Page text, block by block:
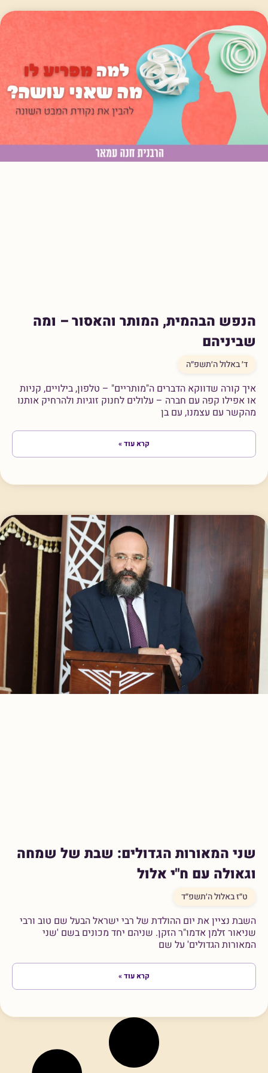
הנפש הבהמית, המותר והאסור – ומה
שביניהם
ד׳ באלול ה׳תשפ״ה
איך קורה שדווקא הדברים ה"מותריים" – טלפון, בילויים, קניות
או אפילו קפה עם חברה – עלולים לחנוק זוגיות ולהרחיק אותנו
מהקשר עם עצמנו, עם בן
קרא עוד »
שני המאורות הגדולים: שבת של שמחה
וגאולה עם ח"י אלול
ט״ז באלול ה׳תשפ״ד
השבת נציין את יום ההולדת של רבי ישראל הבעל שם טוב ורבי
שניאור זלמן אדמו"ר הזקן. שניהם יחד מכונים בשם 'שני
המאורות הגדולים' על שם
קרא עוד »